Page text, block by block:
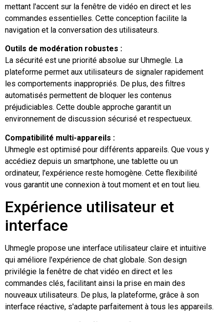
mettant l'accent sur la fenêtre de vidéo en direct et les
commandes essentielles. Cette conception facilite la
navigation et la conversation des utilisateurs.
Outils de modération robustes :
La sécurité est une priorité absolue sur Uhmegle. La
plateforme permet aux utilisateurs de signaler rapidement
les comportements inappropriés. De plus, des filtres
automatisés permettent de bloquer les contenus
préjudiciables. Cette double approche garantit un
environnement de discussion sécurisé et respectueux.
Compatibilité multi-appareils :
Uhmegle est optimisé pour différents appareils. Que vous y
accédiez depuis un smartphone, une tablette ou un
ordinateur, l'expérience reste homogène. Cette flexibilité
vous garantit une connexion à tout moment et en tout lieu.
Expérience utilisateur et
interface
Uhmegle propose une interface utilisateur claire et intuitive
qui améliore l'expérience de chat globale. Son design
privilégie la fenêtre de chat vidéo en direct et les
commandes clés, facilitant ainsi la prise en main des
nouveaux utilisateurs. De plus, la plateforme, grâce à son
interface réactive, s'adapte parfaitement à tous les appareils.